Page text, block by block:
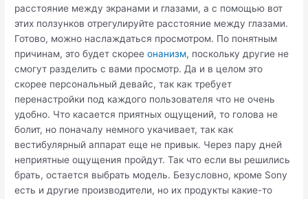
расстояние между экранами и глазами, а с помощью вот
этих ползунков отрегулируйте расстояние между глазами.
Готово, можно наслаждаться просмотром. По понятным
причинам, это будет скорееонанизм, поскольку другие не
смогут разделить с вами просмотр. Да и в целом это
скорее персональный девайс, так как требует
перенастройки под каждого пользователя что не очень
удобно. Что касается приятных ощущений, то голова не
болит, но поначалу немного укачивает, так как
вестибулярный аппарат еще не привык. Через пару дней
неприятные ощущения пройдут. Так что если вы решились
брать, остается выбрать модель. Безусловно, кроме Sony
есть и другие производители, но их продукты какие-то